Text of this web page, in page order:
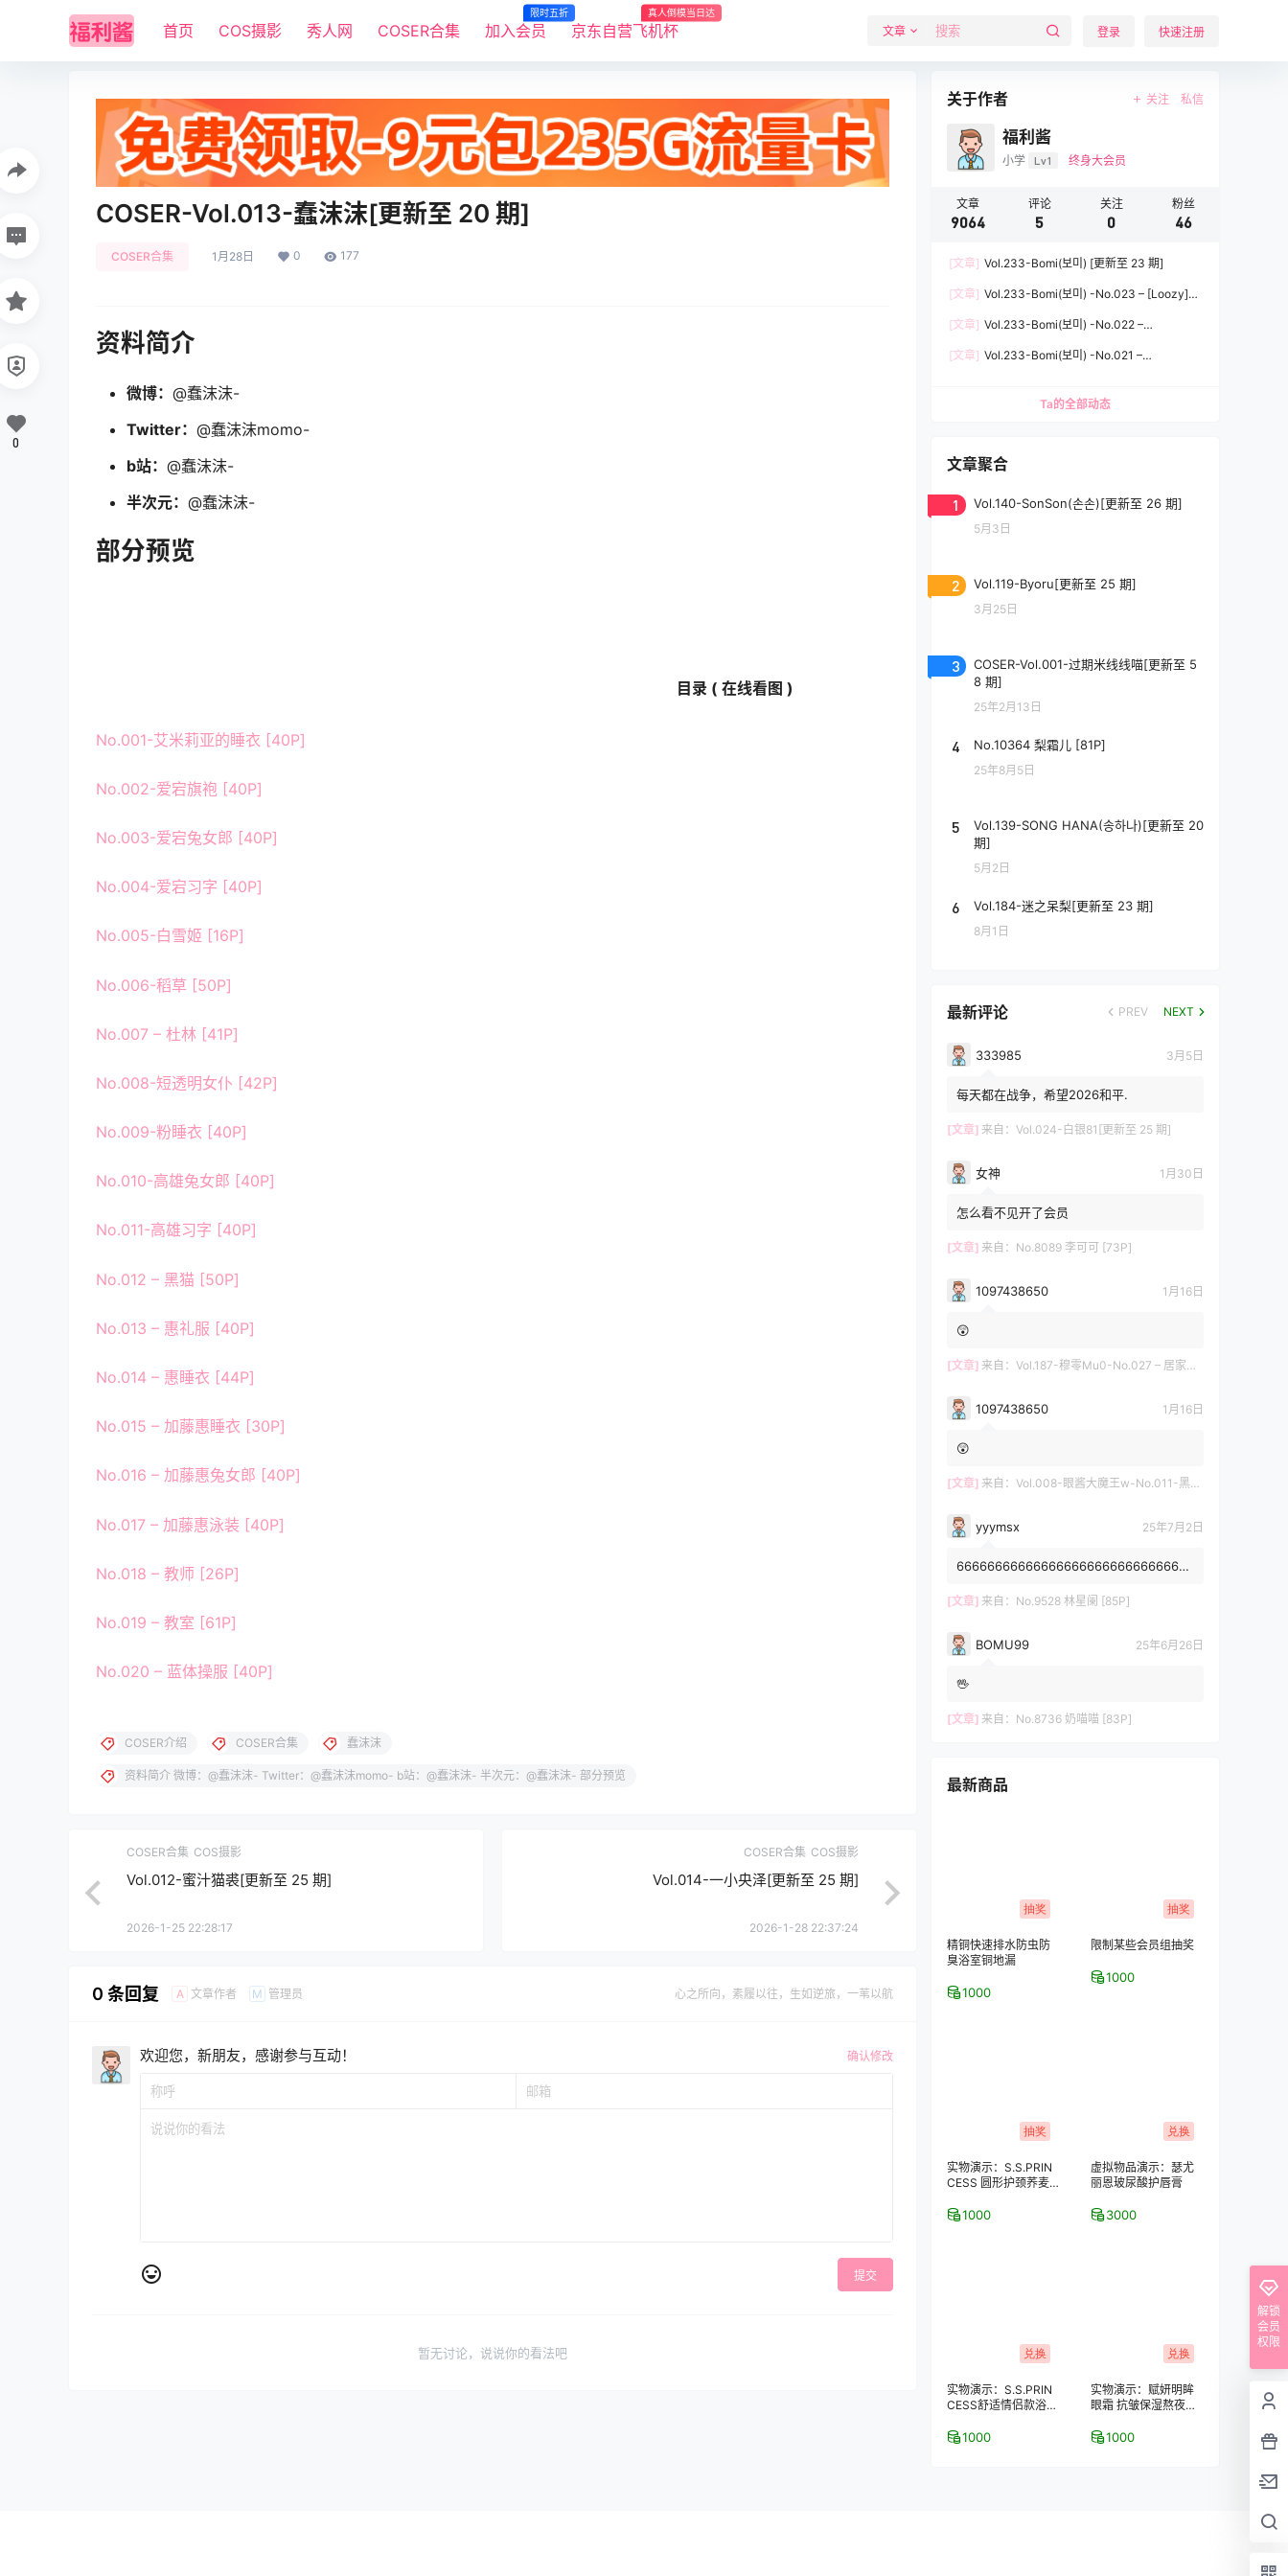
首页 COS摄影 秀人网 COSER合集 加入会员
限时五折
京东自营飞机杯
真人倒模当日达
文章 登录 快速注册
COSER-Vol.013-蠢沫沫[更新至 20 期]
COSER合集 1月28日 0 177
资料简介
微博： @蠢沫沫-
Twitter： @蠢沫沫momo-
b站： @蠢沫沫-
半次元： @蠢沫沫-
部分预览
目录 ( 在线看图 )
No.001-艾米莉亚的睡衣 [40P]
No.002-爱宕旗袍 [40P]
No.003-爱宕兔女郎 [40P]
No.004-爱宕习字 [40P]
No.005-白雪姬 [16P]
No.006-稻草 [50P]
No.007 – 杜林 [41P]
No.008-短透明女仆 [42P]
No.009-粉睡衣 [40P]
No.010-高雄兔女郎 [40P]
No.011-高雄习字 [40P]
No.012 – 黑猫 [50P]
No.013 – 惠礼服 [40P]
No.014 – 惠睡衣 [44P]
No.015 – 加藤惠睡衣 [30P]
No.016 – 加藤惠兔女郎 [40P]
No.017 – 加藤惠泳装 [40P]
No.018 – 教师 [26P]
No.019 – 教室 [61P]
No.020 – 蓝体操服 [40P]
0
COSER介绍 COSER合集 蠢沫沫
资料简介 微博：@蠢沫沫- Twitter：@蠢沫沫momo- b站：@蠢沫沫- 半次元：@蠢沫沫- 部分预览
COSER合集 COS摄影
Vol.012-蜜汁猫裘[更新至 25 期]
2026-1-25 22:28:17
COSER合集 COS摄影
Vol.014-一小央泽[更新至 25 期]
2026-1-28 22:37:24
0 条回复 A 文章作者 M 管理员 心之所向，素履以往，生如逆旅，一苇以航
欢迎您，新朋友，感谢参与互动！ 确认修改
提交
暂无讨论，说说你的看法吧
关于作者 关注 私信
福利酱
小学 Lv1 终身大会员
文章
9064
评论
5
关注
0
粉丝
46
[文章] Vol.233-Bomi(보미) [更新至 23 期]
[文章] Vol.233-Bomi(보미) -No.023 – [Loozy]
[文章] Vol.233-Bomi(보미) -No.022 –
[文章] Vol.233-Bomi(보미) -No.021 –
Ta的全部动态
文章聚合
1 Vol.140-SonSon(손손)[更新至 26 期]
5月3日
2 Vol.119-Byoru[更新至 25 期]
3月25日
3
COSER-Vol.001-过期米线线喵[更新至 5
8 期]
25年2月13日
4 No.10364 梨霜儿 [81P]
25年8月5日
5
Vol.139-SONG HANA(송하나)[更新至 20
期]
5月2日
6 Vol.184-迷之呆梨[更新至 23 期]
8月1日
最新评论 PREV NEXT
333985 3月5日
每天都在战争，希望2026和平.
[文章] 来自： Vol.024-白银81[更新至 25 期]
女神 1月30日
怎么看不见开了会员
[文章] 来自： No.8089 李可可 [73P]
1097438650 1月16日
😲
[文章] 来自： Vol.187-穆零Mu0-No.027 – 居家自拍 [12P]
1097438650 1月16日
😲
[文章] 来自： Vol.008-眼酱大魔王w-No.011-黑护士 [20P]
yyymsx 25年7月2日
6666666666666666666666666666666
[文章] 来自： No.9528 林星阑 [85P]
BOMU99 25年6月26日
🖖
[文章] 来自： No.8736 奶喵喵 [83P]
最新商品
抽奖
精铜快速排水防虫防
臭浴室铜地漏
1000
抽奖
限制某些会员组抽奖
1000
抽奖
实物演示：S.S.PRIN
CESS 圆形护颈荞麦
1000
兑换
虚拟物品演示：瑟尤
丽恩玻尿酸护唇膏
3000
兑换
实物演示：S.S.PRIN
CESS舒适情侣款浴室
1000
兑换
实物演示：赋妍明眸
眼霜 抗皱保湿熬夜去
1000
解锁
会员
权限